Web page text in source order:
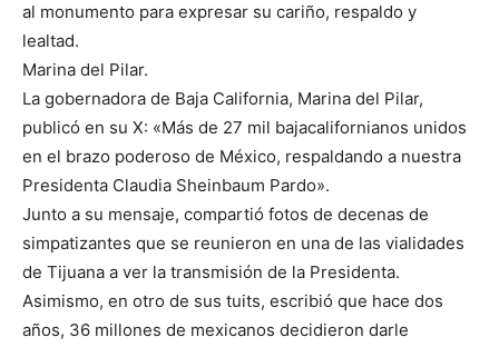
al monumento para expresar su cariño, respaldo y
lealtad.
Marina del Pilar.
La gobernadora de Baja California, Marina del Pilar,
publicó en su X: «Más de 27 mil bajacalifornianos unidos
en el brazo poderoso de México, respaldando a nuestra
Presidenta Claudia Sheinbaum Pardo».
Junto a su mensaje, compartió fotos de decenas de
simpatizantes que se reunieron en una de las vialidades
de Tijuana a ver la transmisión de la Presidenta.
Asimismo, en otro de sus tuits, escribió que hace dos
años, 36 millones de mexicanos decidieron darle